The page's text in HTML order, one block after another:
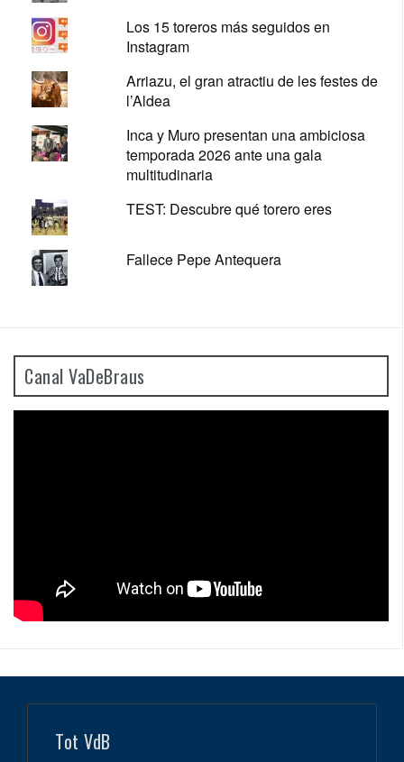
Los 15 toreros más seguidos en
Instagram
Arriazu, el gran atractiu de les festes de
l’Aldea
Inca y Muro presentan una ambiciosa
temporada 2026 ante una gala
multitudinaria
TEST: Descubre qué torero eres
Fallece Pepe Antequera
Canal VaDeBraus
Tot VdB